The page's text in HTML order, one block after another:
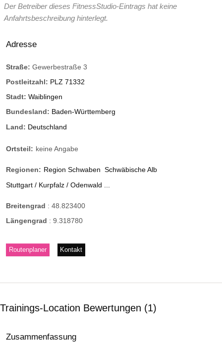
Der Betreiber dieses FitnessStudio-Eintrags hat keine
Anfahrtsbeschreibung hinterlegt.
Adresse
Straße: Gewerbestraße 3
Postleitzahl: PLZ 71332
Stadt: Waiblingen
Bundesland: Baden-Württemberg
Land: Deutschland
Ortsteil: keine Angabe
Regionen: Region Schwaben Schwäbische Alb
Stuttgart / Kurpfalz / Odenwald ...
Breitengrad : 48.823400
Längengrad : 9.318780
Routenplaner Kontakt
Trainings-Location Bewertungen 1
Zusammenfassung